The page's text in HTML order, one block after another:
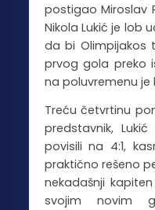
postigao Miroslav
Nikola Lukić je lob
da bi Olimpijakos
prvog gola preko
na poluvremenu je
Treću četvrtinu
predstavnik,
povisili na 4:1,
praktično rešeno
nekadašnji
svojim novim